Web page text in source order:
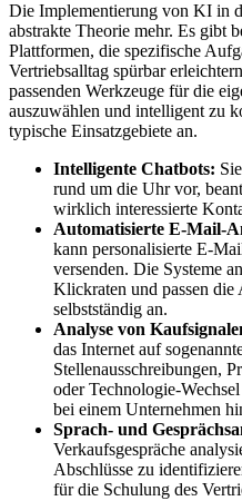
Die Implementierung von KI in
abstrakte Theorie mehr. Es gibt
Plattformen, die spezifische
Vertriebsalltag spürbar
passenden Werkzeuge für die
auszuwählen und intelligent zu
typische Einsatzgebiete an.
Intelligente Chatbots:
rund um die Uhr vor,
wirklich interessierte
Automatisierte E-Mail-
kann personalisierte E-
versenden. Die Systeme
Klickraten und passen
selbstständig an.
Analyse von
das Internet auf
Stellenausschreibungen,
oder Technologie-
bei einem Unternehmen
Sprach- und
Verkaufsgespräche
Abschlüsse zu
für die Schulung des